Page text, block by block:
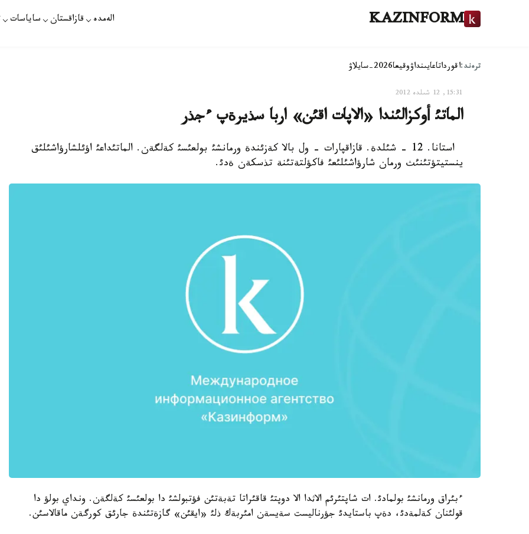
KAZINFORM الەمدە قازاقستان ساياسات
ترەند:اقورداتاعايىنداۋوقيعا2026-سايلاۋ
15:31, 12 شىلدە 2012
الماتئ أوكزالئندا «الاپات اقئن» اربا سذيرةپ ءجذر
استانا. 12 - شئلدة. قازاقپارات - ول بالا كةزئندة ورمانشئ بولعئسئ كةلگةن. الماتئداعئ اؤئلشارؤاشئلئق
ينستيتؤتئنئث ورمان شارؤاشئلئعئ فاكؤلتةتئنة تذسكةن ةدئ.
ءبئراق ورمانشئ بولمادئ. ات شاپتئرئم الاثدا الا دوپتئ قاقئراتا تةبةتئن فؤتبولشئ دا بولعئسئ كةلگةن. ونداي بولؤ دا
قولئنان كةلمةدئ، دةپ باستايدئ جؤرناليست سةيسةن امئربةك ذلئ «ايقئن» گازةتئندة جارئق كورگةن ماقالاسئن.